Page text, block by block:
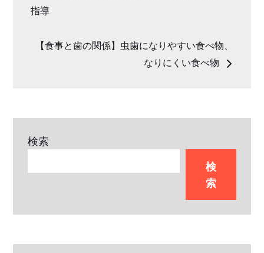
稿
ゲ
ー
シ
ョ
ン
指導
【食事と歯の関係】虫歯になりやすい食べ物、
なりにくい食べ物
検索
検
索